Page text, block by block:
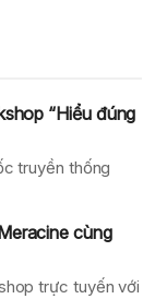
“Hiểu đúng
truyền thống
cùng
trực tuyến với